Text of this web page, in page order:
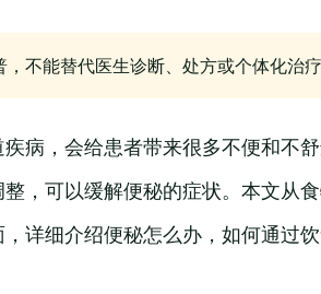
不能替代医生诊断、处方或个体化治疗
病，会给患者带来很多不便和不
，可以缓解便秘的症状。本文从
详细介绍便秘怎么办，如何通过饮